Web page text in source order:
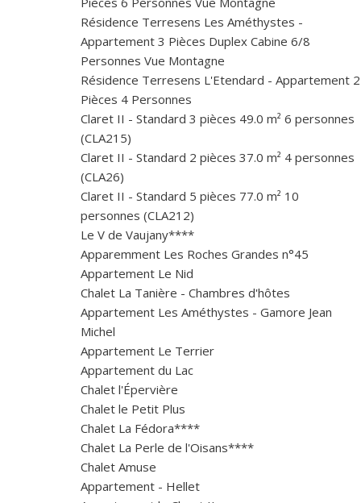
Résidence Terresens Les Améthystes -
Appartement 3 Pièces Duplex Cabine 6/8
Personnes Vue Montagne
Résidence Terresens L'Etendard - Appartement 2
Pièces 4 Personnes
Claret II - Standard 3 pièces 49.0 m² 6 personnes
(CLA215)
Claret II - Standard 2 pièces 37.0 m² 4 personnes
(CLA26)
Claret II - Standard 5 pièces 77.0 m² 10
personnes (CLA212)
Le V de Vaujany****
Apparemment Les Roches Grandes n°45
Appartement Le Nid
Chalet La Tanière - Chambres d'hôtes
Appartement Les Améthystes - Gamore Jean
Michel
Appartement Le Terrier
Appartement du Lac
Chalet l'Épervière
Chalet le Petit Plus
Chalet La Fédora****
Chalet La Perle de l'Oisans****
Chalet Amuse
Appartement - Hellet